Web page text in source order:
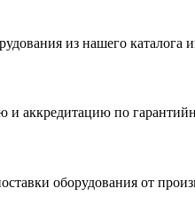
из нашего
аккредитацию по
оборудования от